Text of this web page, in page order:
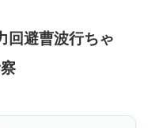
回避曹波行ちゃ